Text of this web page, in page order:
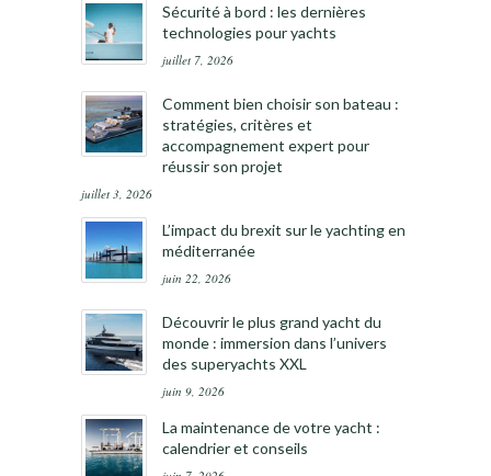
Sécurité à bord : les dernières
technologies pour yachts
juillet 7, 2026
Comment bien choisir son bateau :
stratégies, critères et
accompagnement expert pour
réussir son projet
juillet 3, 2026
L’impact du brexit sur le yachting en
méditerranée
juin 22, 2026
Découvrir le plus grand yacht du
monde : immersion dans l’univers
des superyachts XXL
juin 9, 2026
La maintenance de votre yacht :
calendrier et conseils